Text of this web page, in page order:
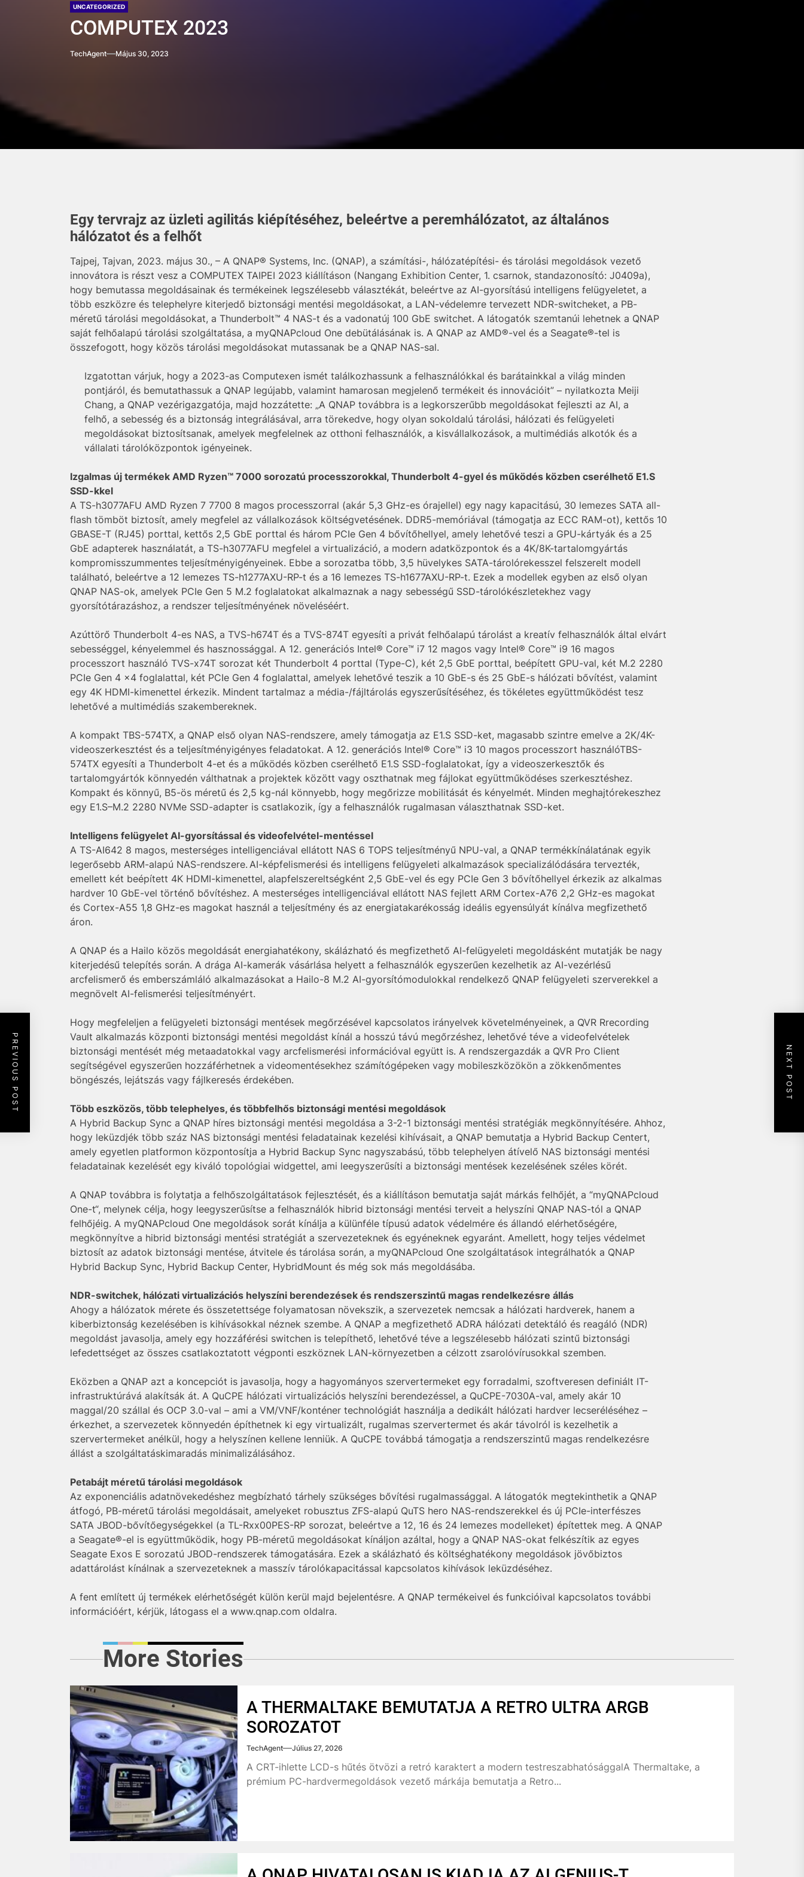
UNCATEGORIZED
COMPUTEX 2023
TechAgent Május 30, 2023
Egy tervrajz az üzleti agilitás kiépítéséhez, beleértve a peremhálózatot, az általános
hálózatot és a felhőt
Tajpej, Tajvan, 2023. május 30., – A QNAP® Systems, Inc. (QNAP), a számítási-, hálózatépítési- és tárolási megoldások vezető
innovátora is részt vesz a COMPUTEX TAIPEI 2023 kiállításon (Nangang Exhibition Center, 1. csarnok, standazonosító: J0409a),
hogy bemutassa megoldásainak és termékeinek legszélesebb választékát, beleértve az AI-gyorsítású intelligens felügyeletet, a
több eszközre és telephelyre kiterjedő biztonsági mentési megoldásokat, a LAN-védelemre tervezett NDR-switcheket, a PB-
méretű tárolási megoldásokat, a Thunderbolt™ 4 NAS-t és a vadonatúj 100 GbE switchet. A látogatók szemtanúi lehetnek a QNAP
saját felhőalapú tárolási szolgáltatása, a myQNAPcloud One debütálásának is. A QNAP az AMD®-vel és a Seagate®-tel is
összefogott, hogy közös tárolási megoldásokat mutassanak be a QNAP NAS-sal.
Izgatottan várjuk, hogy a 2023-as Computexen ismét találkozhassunk a felhasználókkal és barátainkkal a világ minden
pontjáról, és bemutathassuk a QNAP legújabb, valamint hamarosan megjelenő termékeit és innovációit” – nyilatkozta Meiji
Chang, a QNAP vezérigazgatója, majd hozzátette: „A QNAP továbbra is a legkorszerűbb megoldásokat fejleszti az AI, a
felhő, a sebesség és a biztonság integrálásával, arra törekedve, hogy olyan sokoldalú tárolási, hálózati és felügyeleti
megoldásokat biztosítsanak, amelyek megfelelnek az otthoni felhasználók, a kisvállalkozások, a multimédiás alkotók és a
vállalati tárolóközpontok igényeinek.
Izgalmas új termékek AMD Ryzen™ 7000 sorozatú processzorokkal, Thunderbolt 4-gyel és működés közben cserélhető E1.S
SSD-kkel
A TS-h3077AFU AMD Ryzen 7 7700 8 magos processzorral (akár 5,3 GHz-es órajellel) egy nagy kapacitású, 30 lemezes SATA all-
flash tömböt biztosít, amely megfelel az vállalkozások költségvetésének. DDR5-memóriával (támogatja az ECC RAM-ot), kettős 10
GBASE-T (RJ45) porttal, kettős 2,5 GbE porttal és három PCIe Gen 4 bővítőhellyel, amely lehetővé teszi a GPU-kártyák és a 25
GbE adapterek használatát, a TS-h3077AFU megfelel a virtualizáció, a modern adatközpontok és a 4K/8K-tartalomgyártás
kompromisszummentes teljesítményigényeinek. Ebbe a sorozatba több, 3,5 hüvelykes SATA-tárolórekesszel felszerelt modell
található, beleértve a 12 lemezes TS-h1277AXU-RP-t és a 16 lemezes TS-h1677AXU-RP-t. Ezek a modellek egyben az első olyan
QNAP NAS-ok, amelyek PCIe Gen 5 M.2 foglalatokat alkalmaznak a nagy sebességű SSD-tárolókészletekhez vagy
gyorsítótárazáshoz, a rendszer teljesítményének növeléséért.
Azúttörő Thunderbolt 4-es NAS, a TVS-h674T és a TVS-874T egyesíti a privát felhőalapú tárolást a kreatív felhasználók által elvárt
sebességgel, kényelemmel és hasznossággal. A 12. generációs Intel® Core™ i7 12 magos vagy Intel® Core™ i9 16 magos
processzort használó TVS-x74T sorozat két Thunderbolt 4 porttal (Type-C), két 2,5 GbE porttal, beépített GPU-val, két M.2 2280
PCIe Gen 4 x4 foglalattal, két PCIe Gen 4 foglalattal, amelyek lehetővé teszik a 10 GbE-s és 25 GbE-s hálózati bővítést, valamint
egy 4K HDMI-kimenettel érkezik. Mindent tartalmaz a média-/fájltárolás egyszerűsítéséhez, és tökéletes együttműködést tesz
lehetővé a multimédiás szakembereknek.
A kompakt TBS-574TX, a QNAP első olyan NAS-rendszere, amely támogatja az E1.S SSD-ket, magasabb szintre emelve a 2K/4K-
videoszerkesztést és a teljesítményigényes feladatokat. A 12. generációs Intel® Core™ i3 10 magos processzort használóTBS-
574TX egyesíti a Thunderbolt 4-et és a működés közben cserélhető E1.S SSD-foglalatokat, így a videoszerkesztők és
tartalomgyártók könnyedén válthatnak a projektek között vagy oszthatnak meg fájlokat együttműködéses szerkesztéshez.
Kompakt és könnyű, B5-ös méretű és 2,5 kg-nál könnyebb, hogy megőrizze mobilitását és kényelmét. Minden meghajtórekeszhez
egy E1.S–M.2 2280 NVMe SSD-adapter is csatlakozik, így a felhasználók rugalmasan választhatnak SSD-ket.
Intelligens felügyelet AI-gyorsítással és videofelvétel-mentéssel
A TS-AI642 8 magos, mesterséges intelligenciával ellátott NAS 6 TOPS teljesítményű NPU-val, a QNAP termékkínálatának egyik
legerősebb ARM-alapú NAS-rendszere. AI-képfelismerési és intelligens felügyeleti alkalmazások specializálódására tervezték,
emellett két beépített 4K HDMI-kimenettel, alapfelszereltségként 2,5 GbE-vel és egy PCIe Gen 3 bővítőhellyel érkezik az alkalmas
hardver 10 GbE-vel történő bővítéshez. A mesterséges intelligenciával ellátott NAS fejlett ARM Cortex-A76 2,2 GHz-es magokat
és Cortex-A55 1,8 GHz-es magokat használ a teljesítmény és az energiatakarékosság ideális egyensúlyát kínálva megfizethető
áron.
A QNAP és a Hailo közös megoldását energiahatékony, skálázható és megfizethető AI-felügyeleti megoldásként mutatják be nagy
kiterjedésű telepítés során. A drága AI-kamerák vásárlása helyett a felhasználók egyszerűen kezelhetik az AI-vezérlésű
arcfelismerő és emberszámláló alkalmazásokat a Hailo-8 M.2 AI-gyorsítómodulokkal rendelkező QNAP felügyeleti szerverekkel a
megnövelt AI-felismerési teljesítményért.
Hogy megfeleljen a felügyeleti biztonsági mentések megőrzésével kapcsolatos irányelvek követelményeinek, a QVR Rrecording
Vault alkalmazás központi biztonsági mentési megoldást kínál a hosszú távú megőrzéshez, lehetővé téve a videofelvételek
biztonsági mentését még metaadatokkal vagy arcfelismerési információval együtt is. A rendszergazdák a QVR Pro Client
segítségével egyszerűen hozzáférhetnek a videomentésekhez számítógépeken vagy mobileszközökön a zökkenőmentes
böngészés, lejátszás vagy fájlkeresés érdekében.
Több eszközös, több telephelyes, és többfelhős biztonsági mentési megoldások
A Hybrid Backup Sync a QNAP híres biztonsági mentési megoldása a 3-2-1 biztonsági mentési stratégiák megkönnyítésére. Ahhoz,
hogy leküzdjék több száz NAS biztonsági mentési feladatainak kezelési kihívásait, a QNAP bemutatja a Hybrid Backup Centert,
amely egyetlen platformon központosítja a Hybrid Backup Sync nagyszabású, több telephelyen átívelő NAS biztonsági mentési
feladatainak kezelését egy kiváló topológiai widgettel, ami leegyszerűsíti a biztonsági mentések kezelésének széles körét.
A QNAP továbbra is folytatja a felhőszolgáltatások fejlesztését, és a kiállításon bemutatja saját márkás felhőjét, a “myQNAPcloud
One-t“, melynek célja, hogy leegyszerűsítse a felhasználók hibrid biztonsági mentési terveit a helyszíni QNAP NAS-tól a QNAP
felhőjéig. A myQNAPcloud One megoldások sorát kínálja a külünféle típusú adatok védelmére és állandó elérhetőségére,
megkönnyítve a hibrid biztonsági mentési stratégiát a szervezeteknek és egyéneknek egyaránt. Amellett, hogy teljes védelmet
biztosít az adatok biztonsági mentése, átvitele és tárolása során, a myQNAPcloud One szolgáltatások integrálhatók a QNAP
Hybrid Backup Sync, Hybrid Backup Center, HybridMount és még sok más megoldásába.
NDR-switchek, hálózati virtualizációs helyszíni berendezések és rendszerszintű magas rendelkezésre állás
Ahogy a hálózatok mérete és összetettsége folyamatosan növekszik, a szervezetek nemcsak a hálózati hardverek, hanem a
kiberbiztonság kezelésében is kihívásokkal néznek szembe. A QNAP a megfizethető ADRA hálózati detektáló és reagáló (NDR)
megoldást javasolja, amely egy hozzáférési switchen is telepíthető, lehetővé téve a legszélesebb hálózati szintű biztonsági
lefedettséget az összes csatlakoztatott végponti eszköznek LAN-környezetben a célzott zsarolóvírusokkal szemben.
Eközben a QNAP azt a koncepciót is javasolja, hogy a hagyományos szervertermeket egy forradalmi, szoftveresen definiált IT-
infrastruktúrává alakítsák át. A QuCPE hálózati virtualizációs helyszíni berendezéssel, a QuCPE-7030A-val, amely akár 10
maggal/20 szállal és OCP 3.0-val – ami a VM/VNF/konténer technológiát használja a dedikált hálózati hardver lecseréléséhez –
érkezhet, a szervezetek könnyedén építhetnek ki egy virtualizált, rugalmas szervertermet és akár távolról is kezelhetik a
szervertermeket anélkül, hogy a helyszínen kellene lenniük. A QuCPE továbbá támogatja a rendszerszintű magas rendelkezésre
állást a szolgáltatáskimaradás minimalizálásához.
Petabájt méretű tárolási megoldások
Az exponenciális adatnövekedéshez megbízható tárhely szükséges bővítési rugalmassággal. A látogatók megtekinthetik a QNAP
átfogó, PB-méretű tárolási megoldásait, amelyeket robusztus ZFS-alapú QuTS hero NAS-rendszerekkel és új PCIe-interfészes
SATA JBOD-bővítőegységekkel (a TL-Rxx00PES-RP sorozat, beleértve a 12, 16 és 24 lemezes modelleket) építettek meg. A QNAP
a Seagate®-el is együttműködik, hogy PB-méretű megoldásokat kínáljon azáltal, hogy a QNAP NAS-okat felkészítik az egyes
Seagate Exos E sorozatú JBOD-rendszerek támogatására. Ezek a skálázható és költséghatékony megoldások jövőbiztos
adattárolást kínálnak a szervezeteknek a masszív tárolókapacitással kapcsolatos kihívások leküzdéséhez.
A fent említett új termékek elérhetőségét külön kerül majd bejelentésre. A QNAP termékeivel és funkcióival kapcsolatos további
információért, kérjük, látogass el a www.qnap.com oldalra.
PREVIOUS POST NEXT POST
More Stories
A THERMALTAKE BEMUTATJA A RETRO ULTRA ARGB
SOROZATOT
TechAgent Július 27, 2026
A CRT-ihlette LCD-s hűtés ötvözi a retró karaktert a modern testreszabhatósággalA Thermaltake, a
prémium PC-hardvermegoldások vezető márkája bemutatja a Retro...